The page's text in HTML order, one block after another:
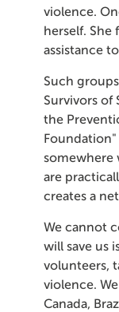
violence.
herself.
assistance
Such
Survivors of
the
somewhere
are
creates a
We cannot
will save us
volunteers,
violence.
Canada,